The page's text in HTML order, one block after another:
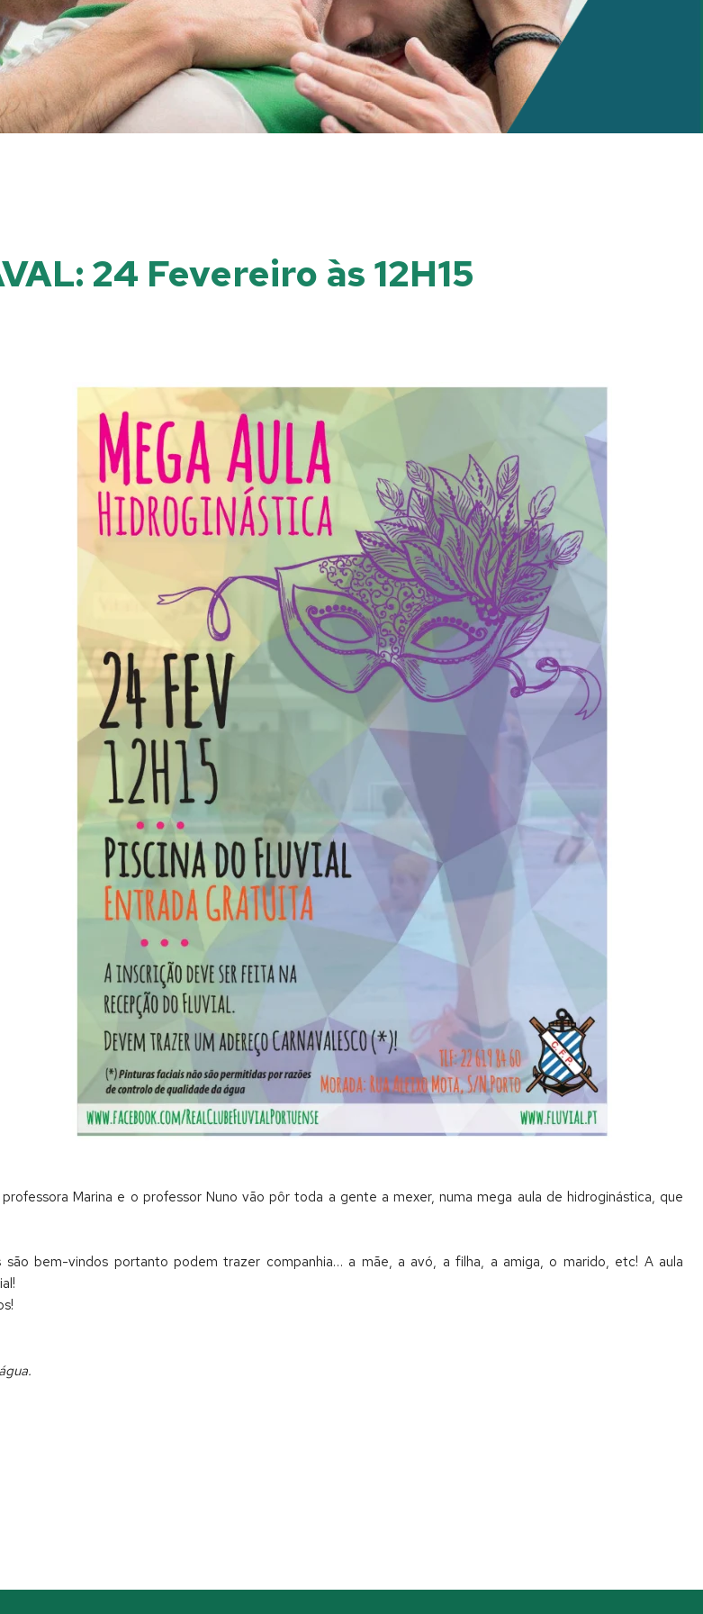
24 Fevereiro às 12H15
Marina e o professor Nuno vão pôr toda a gente a mexer, numa mega aula de hidroginástica, que
bem-vindos portanto podem trazer companhia… a mãe, a avó, a filha, a amiga, o marido, etc! A aula